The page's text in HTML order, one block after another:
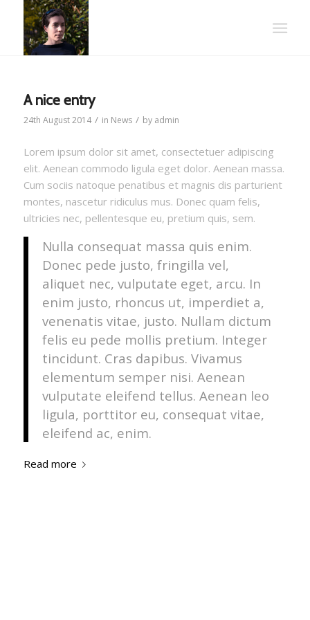
A nice entry
24th August 2014 / in News / by admin
Lorem ipsum dolor sit amet, consectetuer adipiscing
elit. Aenean commodo ligula eget dolor. Aenean massa.
Cum sociis natoque penatibus et magnis dis parturient
montes, nascetur ridiculus mus. Donec quam felis,
ultricies nec, pellentesque eu, pretium quis, sem.
Nulla consequat massa quis enim.
Donec pede justo, fringilla vel,
aliquet nec, vulputate eget, arcu. In
enim justo, rhoncus ut, imperdiet a,
venenatis vitae, justo. Nullam dictum
felis eu pede mollis pretium. Integer
tincidunt. Cras dapibus. Vivamus
elementum semper nisi. Aenean
vulputate eleifend tellus. Aenean leo
ligula, porttitor eu, consequat vitae,
eleifend ac, enim.
Read more